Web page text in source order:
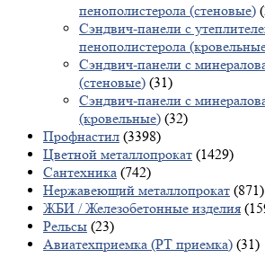
пенополистерола (стеновые)
Сэндвич-панели с
пенополистерола
Сэндвич-панели с
(стеновые) (31)
Сэндвич-панели с
(кровельные) (32)
Профнастил (3398)
Цветной металлопрокат (1429)
Сантехника (742)
Нержавеющий металлопрокат (871)
ЖБИ / Железобетонные изделия
Рельсы (23)
Авиатехприемка (РТ приемка) (31)